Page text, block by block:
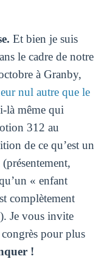
Et bien je suis
le cadre de notre
à Granby,
nul autre que le
là même qui
312 au
de ce qu’est un
« enfant
complètement
Je vous invite
pour plus
!